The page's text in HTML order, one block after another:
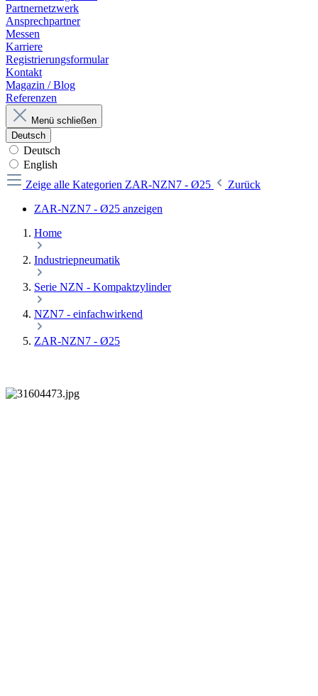
Partnernetzwerk
Ansprechpartner
Messen
Karriere
Registrierungsformular
Kontakt
Magazin / Blog
Referenzen
Menü schließen
Deutsch
Deutsch
English
Zeige alle Kategorien ZAR-NZN7 - Ø25
Zurück
ZAR-NZN7 - Ø25 anzeigen
Home
Industriepneumatik
Serie NZN - Kompaktzylinder
NZN7 - einfachwirkend
ZAR-NZN7 - Ø25